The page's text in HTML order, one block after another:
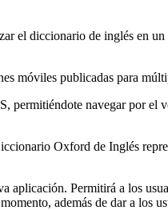
el diccionario de inglés en
móviles publicadas para
navegar por el
Oxford de Inglés
aplicación. Permitirá a los
además de dar a los